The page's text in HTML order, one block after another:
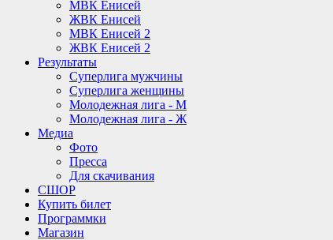
МВК Енисей
ЖВК Енисей
МВК Енисей 2
ЖВК Енисей 2
Результаты
Суперлига мужчины
Суперлига женщины
Молодежная лига - М
Молодежная лига - Ж
Медиа
Фото
Пресса
Для скачивания
СШОР
Купить билет
Программки
Магазин